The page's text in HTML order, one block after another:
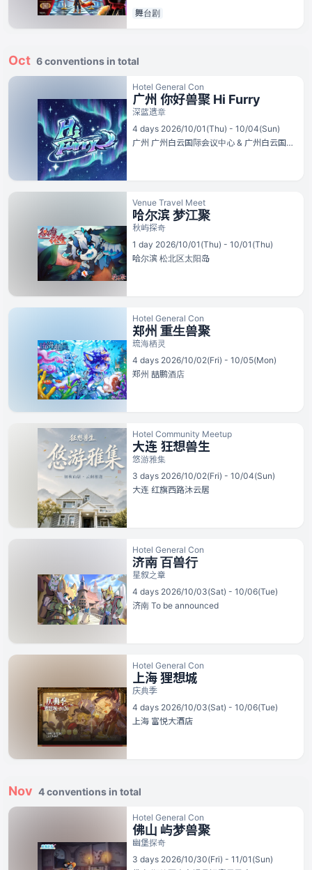
舞台剧
Oct 6 conventions in total
Hotel General Con
广州 你好兽聚 Hi Furry
深蓝遗章
4 days 2026/10/01(Thu) - 10/04(Sun)
广州 广州白云国际会议中心 & 广州白云国际会议中心岭南东方酒店
Venue Travel Meet
哈尔滨 梦江聚
秋屿探奇
1 day 2026/10/01(Thu) - 10/01(Thu)
哈尔滨 松北区太阳岛
Hotel General Con
郑州 重生兽聚
琉海栖灵
4 days 2026/10/02(Fri) - 10/05(Mon)
郑州 喆鹏酒店
Hotel Community Meetup
大连 狂想兽生
悠游雅集
3 days 2026/10/02(Fri) - 10/04(Sun)
大连 红旗西路沐云居
Hotel General Con
济南 百兽行
星叙之章
4 days 2026/10/03(Sat) - 10/06(Tue)
济南 To be announced
Hotel General Con
上海 狸想城
庆典季
4 days 2026/10/03(Sat) - 10/06(Tue)
上海 富悦大酒店
Nov 4 conventions in total
Hotel General Con
佛山 屿梦兽聚
幽堡探奇
3 days 2026/10/30(Fri) - 11/01(Sun)